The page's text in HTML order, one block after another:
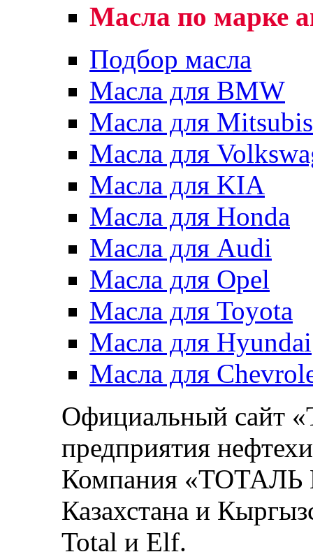
Масла по марке
Подбор масла
Масла для BMW
Масла для
Масла для
Масла для KIA
Масла для Honda
Масла для Audi
Масла для Opel
Масла для Toyota
Масла для Hyundai
Масла для
Официальный сайт
предприятия
Компания «ТОТАЛЬ
Казахстана и
Total и Elf.